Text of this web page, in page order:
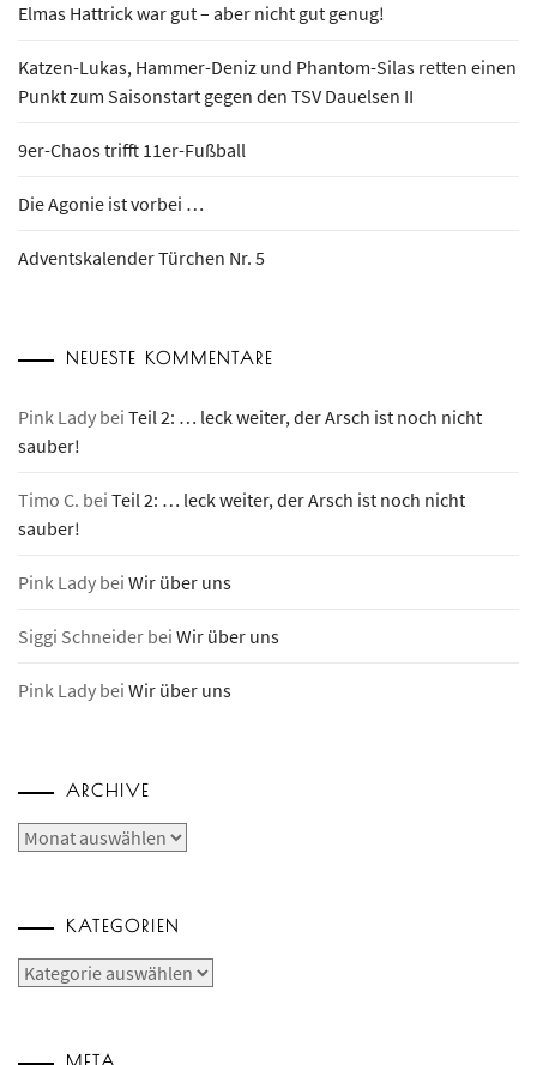
Elmas Hattrick war gut – aber nicht gut genug!
Katzen-Lukas, Hammer-Deniz und Phantom-Silas retten einen
Punkt zum Saisonstart gegen den TSV Dauelsen II
9er-Chaos trifft 11er-Fußball
Die Agonie ist vorbei …
Adventskalender Türchen Nr. 5
NEUESTE KOMMENTARE
Pink Lady bei Teil 2: … leck weiter, der Arsch ist noch nicht
sauber!
Timo C. bei Teil 2: … leck weiter, der Arsch ist noch nicht
sauber!
Pink Lady bei Wir über uns
Siggi Schneider bei Wir über uns
Pink Lady bei Wir über uns
ARCHIVE
Archive
KATEGORIEN
Kategorien